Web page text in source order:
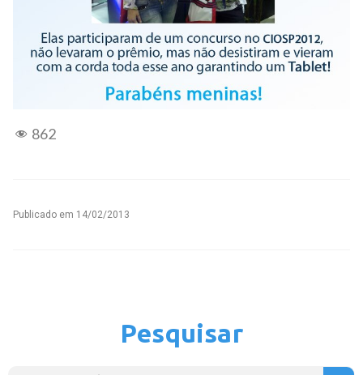
862
Publicado em 14/02/2013
Pesquisar